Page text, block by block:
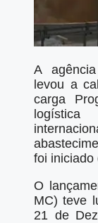
A
levou a
carga
foi iniciado
O
МC) teve
21 de